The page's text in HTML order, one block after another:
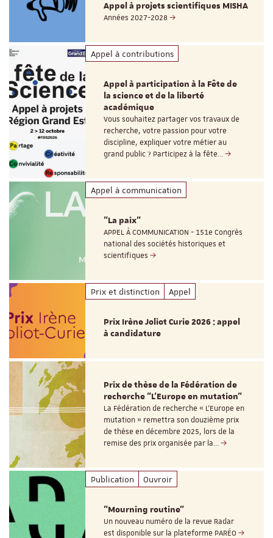
Appel à projets scientifiques MISHA
Années 2027-2028
Appel à contributions
Appel à participation à la Fête de
la science et de la liberté
académique
Vous souhaitez partager vos travaux de
recherche, votre passion pour votre
discipline, expliquer votre métier au
grand public ? Participez à la fête…
Appel à communication
"La paix"
APPEL À COMMUNICATION - 151e Congrès
national des sociétés historiques et
scientifiques
Prix et distinction Appel
Prix Irène Joliot Curie 2026 : appel
à candidature
Prix de thèse de la Fédération de
recherche "L’Europe en mutation"
La Fédération de recherche « L’Europe en
mutation » remettra son douzième prix
de thèse en décembre 2025, lors de la
remise des prix organisée par la…
Publication Ouvroir
"Mourning routine"
Un nouveau numéro de la revue Radar
est disponible sur la plateforme PARÉO